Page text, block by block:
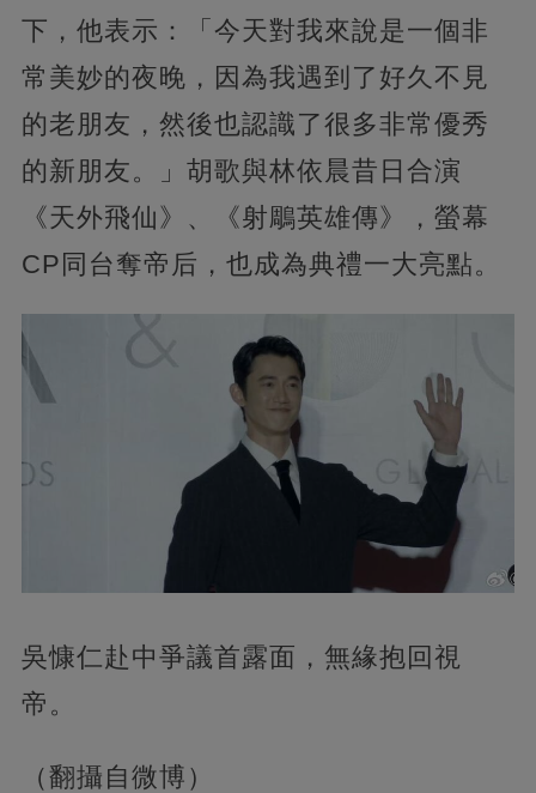
下，他表示：「今天對我來說是一個非
常美妙的夜晚，因為我遇到了好久不見
的老朋友，然後也認識了很多非常優秀
的新朋友。」胡歌與林依晨昔日合演
《天外飛仙》、《射鵰英雄傳》，螢幕
CP同台奪帝后，也成為典禮一大亮點。
吳慷仁赴中爭議首露面，無緣抱回視
帝。
（翻攝自微博）